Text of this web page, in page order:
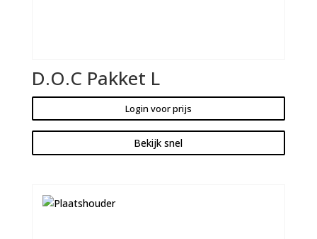
D.O.C Pakket L
Login voor prijs
Bekijk snel